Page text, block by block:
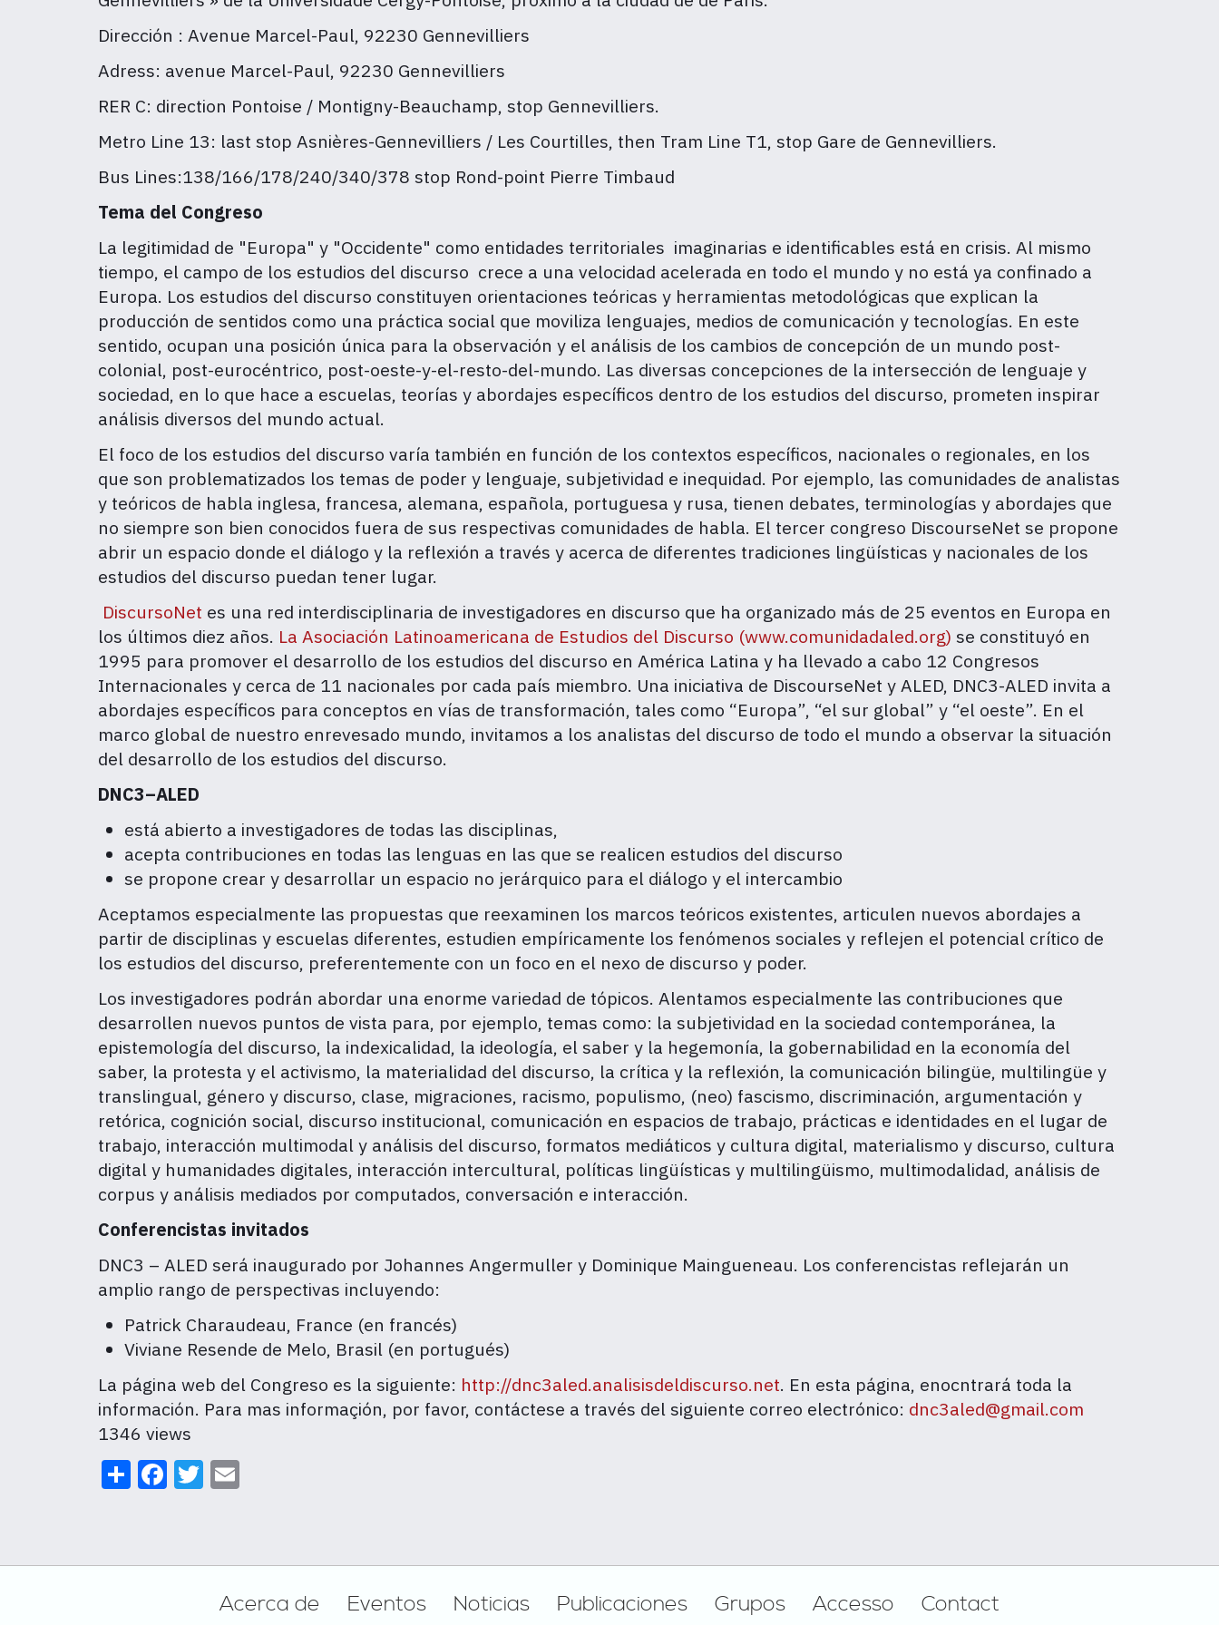
Dirección : Avenue Marcel-Paul, 92230 Gennevilliers
Adress: avenue Marcel-Paul, 92230 Gennevilliers
RER C: direction Pontoise / Montigny-Beauchamp, stop Gennevilliers.
Metro Line 13: last stop Asnières-Gennevilliers / Les Courtilles, then Tram Line T1, stop Gare de Gennevilliers.
Bus Lines:138/166/178/240/340/378 stop Rond-point Pierre Timbaud
Tema del Congreso
La legitimidad de "Europa" y "Occidente" como entidades territoriales imaginarias e identificables está en crisis. Al mismo
tiempo, el campo de los estudios del discurso crece a una velocidad acelerada en todo el mundo y no está ya confinado a
Europa. Los estudios del discurso constituyen orientaciones teóricas y herramientas metodológicas que explican la
producción de sentidos como una práctica social que moviliza lenguajes, medios de comunicación y tecnologías. En este
sentido, ocupan una posición única para la observación y el análisis de los cambios de concepción de un mundo post-
colonial, post-eurocéntrico, post-oeste-y-el-resto-del-mundo. Las diversas concepciones de la intersección de lenguaje y
sociedad, en lo que hace a escuelas, teorías y abordajes específicos dentro de los estudios del discurso, prometen inspirar
análisis diversos del mundo actual.
El foco de los estudios del discurso varía también en función de los contextos específicos, nacionales o regionales, en los
que son problematizados los temas de poder y lenguaje, subjetividad e inequidad. Por ejemplo, las comunidades de analistas
y teóricos de habla inglesa, francesa, alemana, española, portuguesa y rusa, tienen debates, terminologías y abordajes que
no siempre son bien conocidos fuera de sus respectivas comunidades de habla. El tercer congreso DiscourseNet se propone
abrir un espacio donde el diálogo y la reflexión a través y acerca de diferentes tradiciones lingüísticas y nacionales de los
estudios del discurso puedan tener lugar.
DiscursoNet es una red interdisciplinaria de investigadores en discurso que ha organizado más de 25 eventos en Europa en
los últimos diez años. La Asociación Latinoamericana de Estudios del Discurso (www.comunidadaled.org) se constituyó en
1995 para promover el desarrollo de los estudios del discurso en América Latina y ha llevado a cabo 12 Congresos
Internacionales y cerca de 11 nacionales por cada país miembro. Una iniciativa de DiscourseNet y ALED, DNC3-ALED invita a
abordajes específicos para conceptos en vías de transformación, tales como “Europa”, “el sur global” y “el oeste”. En el
marco global de nuestro enrevesado mundo, invitamos a los analistas del discurso de todo el mundo a observar la situación
del desarrollo de los estudios del discurso.
DNC3–ALED
está abierto a investigadores de todas las disciplinas,
acepta contribuciones en todas las lenguas en las que se realicen estudios del discurso
se propone crear y desarrollar un espacio no jerárquico para el diálogo y el intercambio
Aceptamos especialmente las propuestas que reexaminen los marcos teóricos existentes, articulen nuevos abordajes a
partir de disciplinas y escuelas diferentes, estudien empíricamente los fenómenos sociales y reflejen el potencial crítico de
los estudios del discurso, preferentemente con un foco en el nexo de discurso y poder.
Los investigadores podrán abordar una enorme variedad de tópicos. Alentamos especialmente las contribuciones que
desarrollen nuevos puntos de vista para, por ejemplo, temas como: la subjetividad en la sociedad contemporánea, la
epistemología del discurso, la indexicalidad, la ideología, el saber y la hegemonía, la gobernabilidad en la economía del
saber, la protesta y el activismo, la materialidad del discurso, la crítica y la reflexión, la comunicación bilingüe, multilingüe y
translingual, género y discurso, clase, migraciones, racismo, populismo, (neo) fascismo, discriminación, argumentación y
retórica, cognición social, discurso institucional, comunicación en espacios de trabajo, prácticas e identidades en el lugar de
trabajo, interacción multimodal y análisis del discurso, formatos mediáticos y cultura digital, materialismo y discurso, cultura
digital y humanidades digitales, interacción intercultural, políticas lingüísticas y multilingüismo, multimodalidad, análisis de
corpus y análisis mediados por computados, conversación e interacción.
Conferencistas invitados
DNC3 – ALED será inaugurado por Johannes Angermuller y Dominique Maingueneau. Los conferencistas reflejarán un
amplio rango de perspectivas incluyendo:
Patrick Charaudeau, France (en francés)
Viviane Resende de Melo, Brasil (en portugués)
La página web del Congreso es la siguiente: http://dnc3aled.analisisdeldiscurso.net. En esta página, enocntrará toda la
información. Para mas informaçión, por favor, contáctese a través del siguiente correo electrónico: dnc3aled@gmail.com
1346 views
ShareFacebook
Twitter
Acerca de Eventos Noticias Publicaciones Grupos Accesso Contact